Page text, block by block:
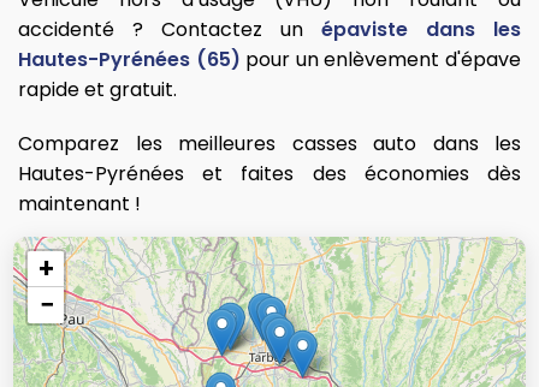
accidenté ? Contactez un épaviste dans les
Hautes-Pyrénées (65) pour un enlèvement d'épave
rapide et gratuit.
Comparez les meilleures casses auto dans les
Hautes-Pyrénées et faites des économies dès
maintenant !
+
−